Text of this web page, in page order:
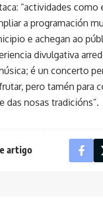
“actividades como
a programación
e achegan ao
divulgativa
é un concerto
pero tamén para
das nosas tradicións”.
artigo